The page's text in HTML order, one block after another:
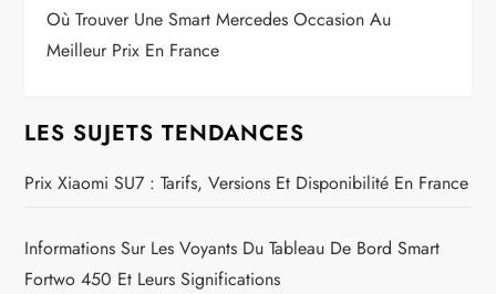
Où Trouver Une Smart Mercedes Occasion Au
Meilleur Prix En France
LES SUJETS TENDANCES
Prix Xiaomi SU7 : Tarifs, Versions Et Disponibilité En France
Informations Sur Les Voyants Du Tableau De Bord Smart
Fortwo 450 Et Leurs Significations